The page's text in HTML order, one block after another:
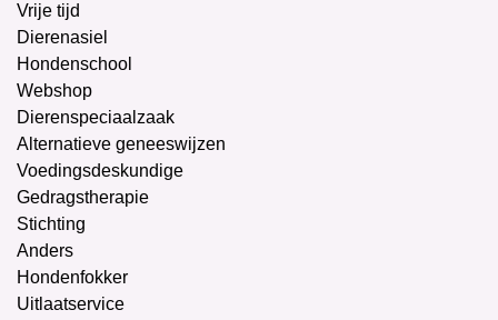
Vrije tijd
Dierenasiel
Hondenschool
Webshop
Dierenspeciaalzaak
Alternatieve geneeswijzen
Voedingsdeskundige
Gedragstherapie
Stichting
Anders
Hondenfokker
Uitlaatservice